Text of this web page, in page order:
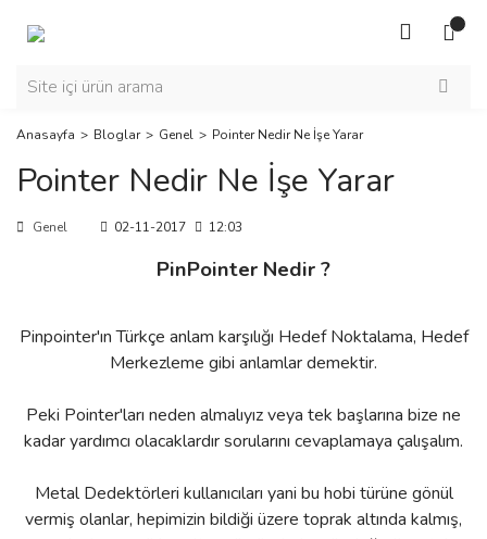
Anasayfa Bloglar Genel Pointer Nedir Ne İşe Yarar
Pointer Nedir Ne İşe Yarar
Genel 02-11-2017 12:03
PinPointer Nedir ?
Pinpointer'ın Türkçe anlam karşılığı Hedef Noktalama, Hedef
Merkezleme gibi anlamlar demektir.
Peki Pointer'ları neden almalıyız veya tek başlarına bize ne
kadar yardımcı olacaklardır sorularını cevaplamaya çalışalım.
Metal Dedektörleri kullanıcıları yani bu hobi türüne gönül
vermiş olanlar, hepimizin bildiği üzere toprak altında kalmış,